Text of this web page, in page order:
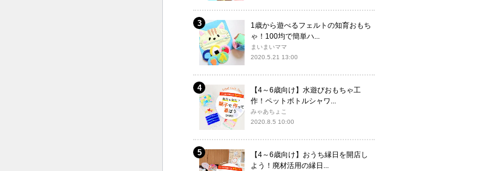
1歳から遊べるフェルトの知育おもち
ゃ！100均で簡単ハ...
まいまいママ
2020.5.21 13:00
【4～6歳向け】水遊びおもちゃ工
作！ペットボトルシャワ...
みゃあちょこ
2020.8.5 10:00
【4～6歳向け】おうち縁日を開店し
よう！廃材活用の縁日...